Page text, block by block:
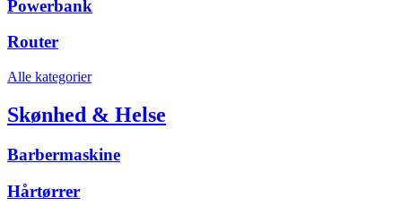
Powerbank
Router
Alle kategorier
Skønhed & Helse
Barbermaskine
Hårtørrer